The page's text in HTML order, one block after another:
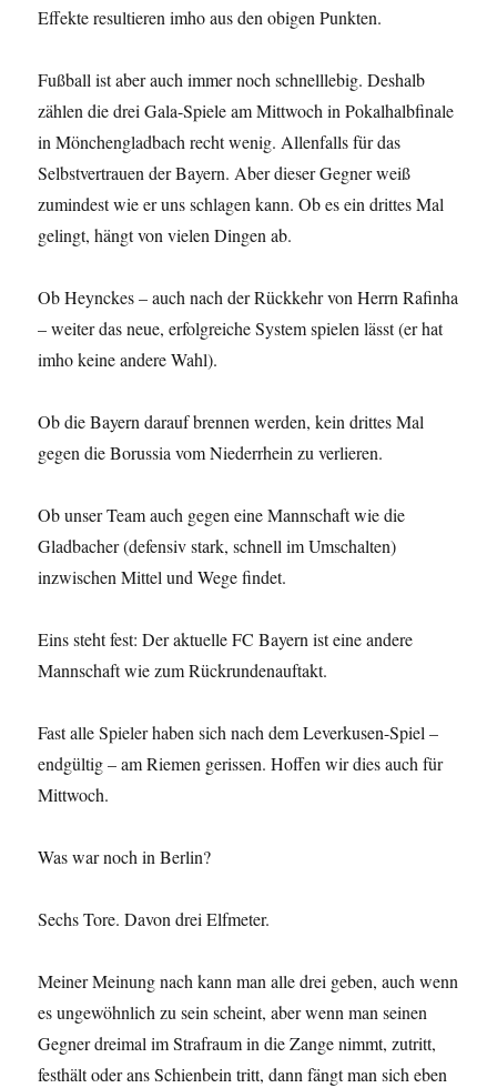
Effekte resultieren imho aus den obigen Punkten.
Fußball ist aber auch immer noch schnelllebig. Deshalb
zählen die drei Gala-Spiele am Mittwoch in Pokalhalbfinale
in Mönchengladbach recht wenig. Allenfalls für das
Selbstvertrauen der Bayern. Aber dieser Gegner weiß
zumindest wie er uns schlagen kann. Ob es ein drittes Mal
gelingt, hängt von vielen Dingen ab.
Ob Heynckes – auch nach der Rückkehr von Herrn Rafinha
– weiter das neue, erfolgreiche System spielen lässt (er hat
imho keine andere Wahl).
Ob die Bayern darauf brennen werden, kein drittes Mal
gegen die Borussia vom Niederrhein zu verlieren.
Ob unser Team auch gegen eine Mannschaft wie die
Gladbacher (defensiv stark, schnell im Umschalten)
inzwischen Mittel und Wege findet.
Eins steht fest: Der aktuelle FC Bayern ist eine andere
Mannschaft wie zum Rückrundenauftakt.
Fast alle Spieler haben sich nach dem Leverkusen-Spiel –
endgültig – am Riemen gerissen. Hoffen wir dies auch für
Mittwoch.
Was war noch in Berlin?
Sechs Tore. Davon drei Elfmeter.
Meiner Meinung nach kann man alle drei geben, auch wenn
es ungewöhnlich zu sein scheint, aber wenn man seinen
Gegner dreimal im Strafraum in die Zange nimmt, zutritt,
festhält oder ans Schienbein tritt, dann fängt man sich eben